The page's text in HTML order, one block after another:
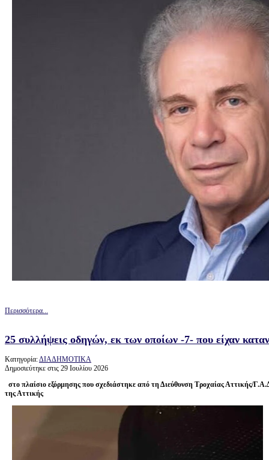
Περισσότερα...
25 συλλήψεις οδηγών, εκ των οποίων -7- που είχαν
Κατηγορία:ΔΙΑΔΗΜΟΤΙΚΑ
Δημοσιεύτηκε στις 29 Ιουλίου 2026
στο πλαίσιο εξόρμησης που σχεδιάστηκε από τη Διεύθυνση Τροχαίας Αττικής/
της Αττικής